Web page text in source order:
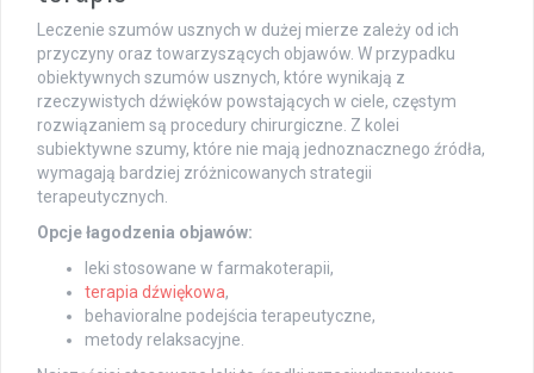
Leczenie szumów usznych w dużej mierze zależy od ich
przyczyny oraz towarzyszących objawów. W przypadku
obiektywnych szumów usznych, które wynikają z
rzeczywistych dźwięków powstających w ciele, częstym
rozwiązaniem są procedury chirurgiczne. Z kolei
subiektywne szumy, które nie mają jednoznacznego źródła,
wymagają bardziej zróżnicowanych strategii
terapeutycznych.
Opcje łagodzenia objawów:
leki stosowane w farmakoterapii,
terapia dźwiękowa,
behavioralne podejścia terapeutyczne,
metody relaksacyjne.